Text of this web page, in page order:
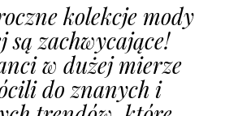
kolekcje mody
są zachwycające!
w dużej mierze
do znanych i